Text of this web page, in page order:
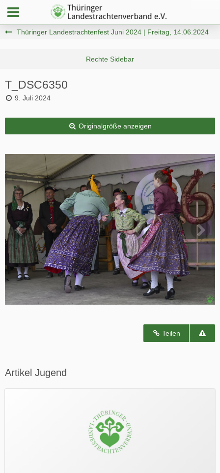
Thüringer Landestrachtenfest Juni 2024 | Freitag, 14.06.2024
T_DSC6350
9. Juli 2024
Originalgröße anzeigen
Teilen
Artikel Jugend